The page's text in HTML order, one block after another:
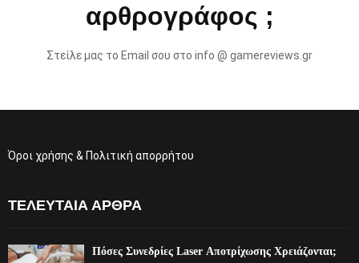
αρθρογράφος ;
Στείλε μας το Email σου στο info @ gamereviews.gr
Όροι χρήσης & Πολιτική απορρήτου
ΤΕΛΕΥΤΑΊΑ ΆΡΘΡΑ
Πόσες Συνεδρίες Laser Αποτρίχωσης Χρειάζονται;